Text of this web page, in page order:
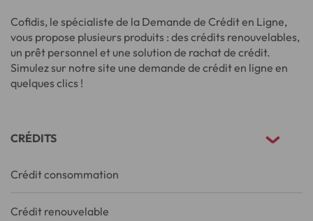
Cofidis, le spécialiste de la Demande de Crédit en Ligne,
vous propose plusieurs produits : des crédits renouvelables,
un prêt personnel et une solution de rachat de crédit.
Simulez sur notre site une demande de crédit en ligne en
quelques clics !
CRÉDITS
Crédit consommation
Crédit renouvelable